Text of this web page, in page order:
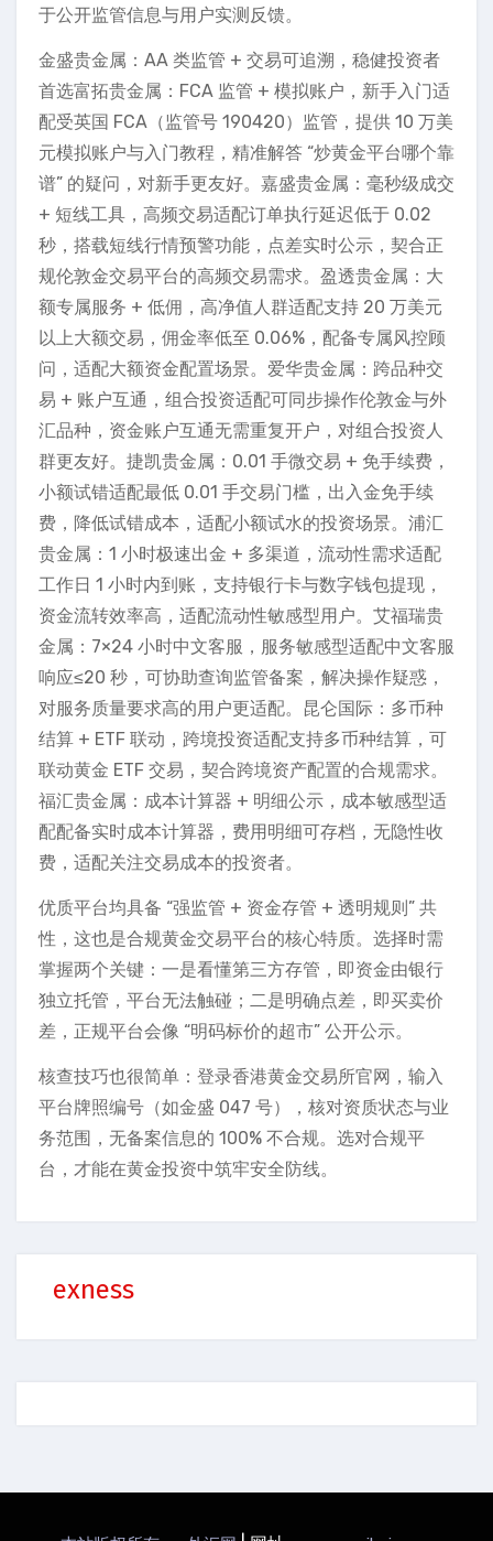
于公开监管信息与用户实测反馈。
金盛贵金属：AA 类监管 + 交易可追溯，稳健投资者
首选富拓贵金属：FCA 监管 + 模拟账户，新手入门适
配受英国 FCA（监管号 190420）监管，提供 10 万美
元模拟账户与入门教程，精准解答 “炒黄金平台哪个靠
谱” 的疑问，对新手更友好。嘉盛贵金属：毫秒级成交
+ 短线工具，高频交易适配订单执行延迟低于 0.02
秒，搭载短线行情预警功能，点差实时公示，契合正
规伦敦金交易平台的高频交易需求。盈透贵金属：大
额专属服务 + 低佣，高净值人群适配支持 20 万美元
以上大额交易，佣金率低至 0.06%，配备专属风控顾
问，适配大额资金配置场景。爱华贵金属：跨品种交
易 + 账户互通，组合投资适配可同步操作伦敦金与外
汇品种，资金账户互通无需重复开户，对组合投资人
群更友好。捷凯贵金属：0.01 手微交易 + 免手续费，
小额试错适配最低 0.01 手交易门槛，出入金免手续
费，降低试错成本，适配小额试水的投资场景。浦汇
贵金属：1 小时极速出金 + 多渠道，流动性需求适配
工作日 1 小时内到账，支持银行卡与数字钱包提现，
资金流转效率高，适配流动性敏感型用户。艾福瑞贵
金属：7×24 小时中文客服，服务敏感型适配中文客服
响应≤20 秒，可协助查询监管备案，解决操作疑惑，
对服务质量要求高的用户更适配。昆仑国际：多币种
结算 + ETF 联动，跨境投资适配支持多币种结算，可
联动黄金 ETF 交易，契合跨境资产配置的合规需求。
福汇贵金属：成本计算器 + 明细公示，成本敏感型适
配配备实时成本计算器，费用明细可存档，无隐性收
费，适配关注交易成本的投资者。
优质平台均具备 “强监管 + 资金存管 + 透明规则” 共
性，这也是合规黄金交易平台的核心特质。选择时需
掌握两个关键：一是看懂第三方存管，即资金由银行
独立托管，平台无法触碰；二是明确点差，即买卖价
差，正规平台会像 “明码标价的超市” 公开公示。
核查技巧也很简单：登录香港黄金交易所官网，输入
平台牌照编号（如金盛 047 号），核对资质状态与业
务范围，无备案信息的 100% 不合规。选对合规平
台，才能在黄金投资中筑牢安全防线。
exness